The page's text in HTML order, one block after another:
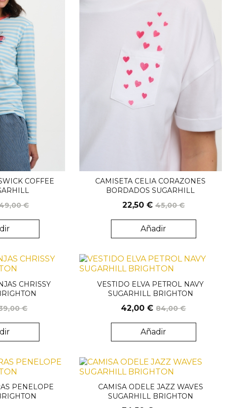
COFFEE
€
CAMISETA CELIA CORAZONES
BORDADOS SUGARHILL
22,50 € 45,00 €
Añadir
CHRISSY
€
VESTIDO ELVA PETROL NAVY
SUGARHILL BRIGHTON
42,00 € 84,00 €
Añadir
PENELOPE
CAMISA ODELE JAZZ WAVES
SUGARHILL BRIGHTON